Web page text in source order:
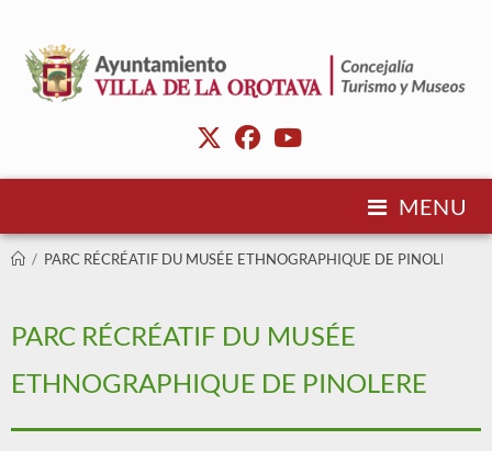
MENU
/ PARC RÉCRÉATIF DU MUSÉE ETHNOGRAPHIQUE DE PINOLERE
PARC RÉCRÉATIF DU MUSÉE
ETHNOGRAPHIQUE DE PINOLERE